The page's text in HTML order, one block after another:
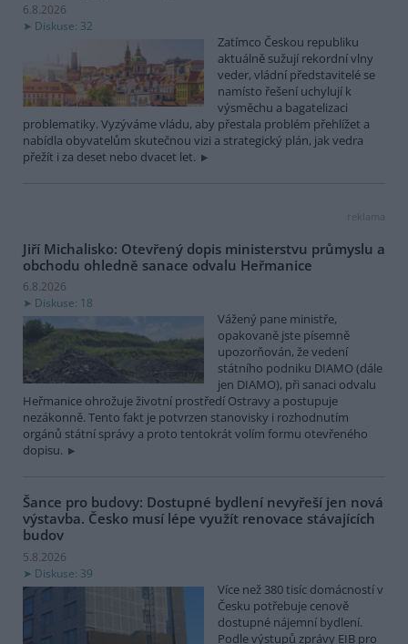
6.8.2026
Diskuse: 32
Zatímco Českou republiku
aktuálně sužují rekordní vlny
veder, vládní představitelé se
namísto řešení uchylují k
výsměchu a bagatelizaci
problematiky. Vyzýváme vládu, aby přestala problém přehlížet a
nabídla obyvatelům skutečnou vizi a strategický plán, jak vedra
přežít i za deset nebo dvacet let.
reklama
Jiří Michalisko: Otevřený dopis ministerstvu průmyslu a
obchodu ohledně sanace odvalu Heřmanice
6.8.2026
Diskuse: 18
Vážený pane ministře,
opakovaně jste písemně
upozorňován, že vedení
státního podniku DIAMO (dále
jen DIAMO), při sanaci odvalu
Heřmanice ohrožuje životní prostředí Ostravy a postupuje
nezákonně. Tento fakt je potvrzen stanovisky i rozhodnutím
orgánů státní správy a proto tentokrát volím formu otevřeného
dopisu.
Šance pro budovy: Dostupné bydlení nevyřeší jen nová
výstavba. Česko musí lépe využít renovace stávajících
budov
5.8.2026
Diskuse: 39
Více než 380 tisíc domácností v
Česku potřebuje cenově
dostupné nájemní bydlení.
Podle výstupů zprávy EIB pro